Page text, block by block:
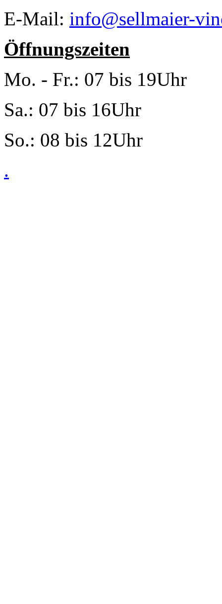
E-Mail: info@sellmaier-
Öffnungszeiten
Mo. - Fr.: 07 bis 19Uhr
Sa.: 07 bis 16Uhr
So.: 08 bis 12Uhr
.